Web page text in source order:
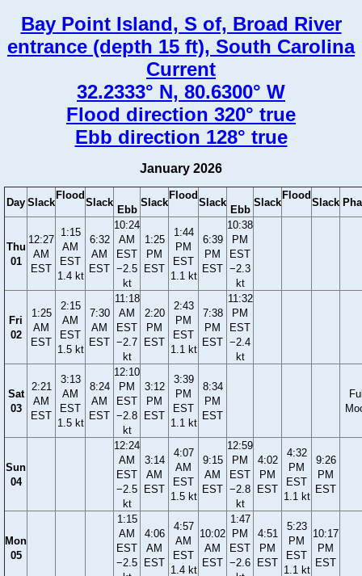
Bay Point Island, S of, Broad River
entrance (depth 15 ft), South Carolina
Current
32.2333° N, 80.6300° W
Flood direction 320° true
Ebb direction 128° true
January 2026
Day Slack
Flood
Slack
Ebb
Slack
Flood
Slack
Ebb
Slack
Flood
Slack
Thu
01
12:27
AM
EST
1:15
AM
EST
1.4 kt
6:32
AM
EST
10:24
AM
EST
−2.5
kt
1:25
PM
EST
1:44
PM
EST
1.1 kt
6:39
PM
EST
10:38
PM
EST
−2.3
kt
Fri
02
1:25
AM
EST
2:15
AM
EST
1.5 kt
7:30
AM
EST
11:18
AM
EST
−2.7
kt
2:20
PM
EST
2:43
PM
EST
1.1 kt
7:38
PM
EST
11:32
PM
EST
−2.4
kt
Sat
03
2:21
AM
EST
3:13
AM
EST
1.5 kt
8:24
AM
EST
12:10
PM
EST
−2.8
kt
3:12
PM
EST
3:39
PM
EST
1.1 kt
8:34
PM
EST
Sun
04
12:24
AM
EST
−2.5
kt
3:14
AM
EST
4:07
AM
EST
1.5 kt
9:15
AM
EST
12:59
PM
EST
−2.8
kt
4:02
PM
EST
4:32
PM
EST
1.1 kt
9:26
PM
EST
Mon
05
1:15
AM
EST
−2.5
4:06
AM
EST
4:57
AM
EST
1.4 kt
10:02
AM
EST
1:47
PM
EST
−2.6
4:51
PM
EST
5:23
PM
EST
1.1 kt
10:17
PM
EST